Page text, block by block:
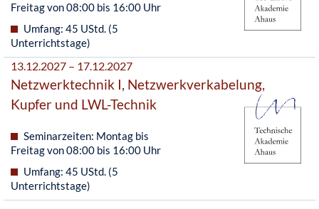
Freitag von 08:00 bis 16:00 Uhr
Umfang: 45 UStd. (5
Unterrichtstage)
13.12.2027 – 17.12.2027
Netzwerktechnik I, Netzwerkverkabelung,
Kupfer und LWL-Technik
Seminarzeiten: Montag bis
Freitag von 08:00 bis 16:00 Uhr
Umfang: 45 UStd. (5
Unterrichtstage)